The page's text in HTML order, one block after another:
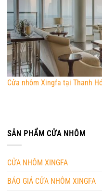
Cửa nhôm Xingfa tại Thanh
SẢN PHẨM CỬA NHÔM
CỬA NHÔM XINGFA
BÁO GIÁ CỬA NHÔM XINGFA